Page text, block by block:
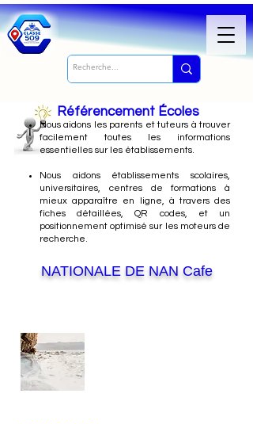
Référencement Écoles
Nousaidons les parents et tuteurs à trouver
facilement toutes les informations
essentielles sur les établissements.
Nous aidons établissements scolaires,
universitaires, centres de formations à
mieux apparaître en ligne, à travers des
fiches détaillées, QR codes, et un
positionnement optimisé sur les moteurs de
recherche.
NATIONALE DE NAN Cafe